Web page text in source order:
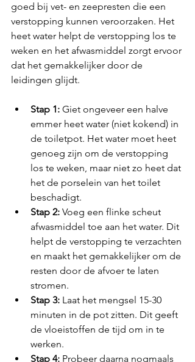
goed bij vet- en zeepresten die een
verstopping kunnen veroorzaken. Het
heet water helpt de verstopping los te
weken en het afwasmiddel zorgt ervoor
dat het gemakkelijker door de
leidingen glijdt.
Stap 1: Giet ongeveer een halve
emmer heet water (niet kokend) in
de toiletpot. Het water moet heet
genoeg zijn om de verstopping
los te weken, maar niet zo heet dat
het de porselein van het toilet
beschadigt.
Stap 2: Voeg een flinke scheut
afwasmiddel toe aan het water. Dit
helpt de verstopping te verzachten
en maakt het gemakkelijker om de
resten door de afvoer te laten
stromen.
Stap 3: Laat het mengsel 15-30
minuten in de pot zitten. Dit geeft
de vloeistoffen de tijd om in te
werken.
Stap 4: Probeer daarna nogmaals